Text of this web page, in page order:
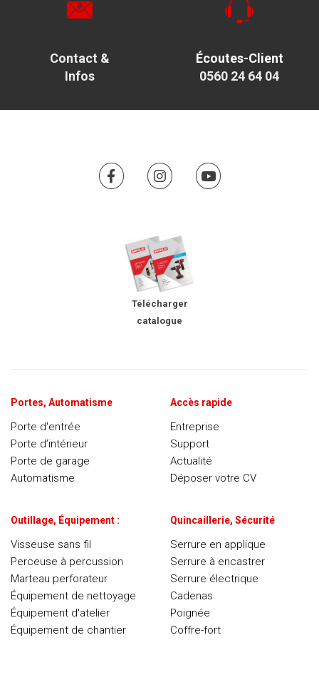
Contact &
Infos
Écoutes-Client
0560 24 64 04
Télécharger
catalogue
Portes, Automatisme
Porte d'entrée
Porte d’intérieur
Porte de garage
Automatisme
Accès rapide
Entreprise
Support
Actualité
Déposer votre CV
Outillage, Équipement :
Visseuse sans fil
Perceuse à percussion
Marteau perforateur
Équipement de nettoyage
Équipement d'atelier
Équipement de chantier
Quincaillerie, Sécurité
Serrure en applique
Serrure à encastrer
Serrure électrique
Cadenas
Poignée
Coffre-fort